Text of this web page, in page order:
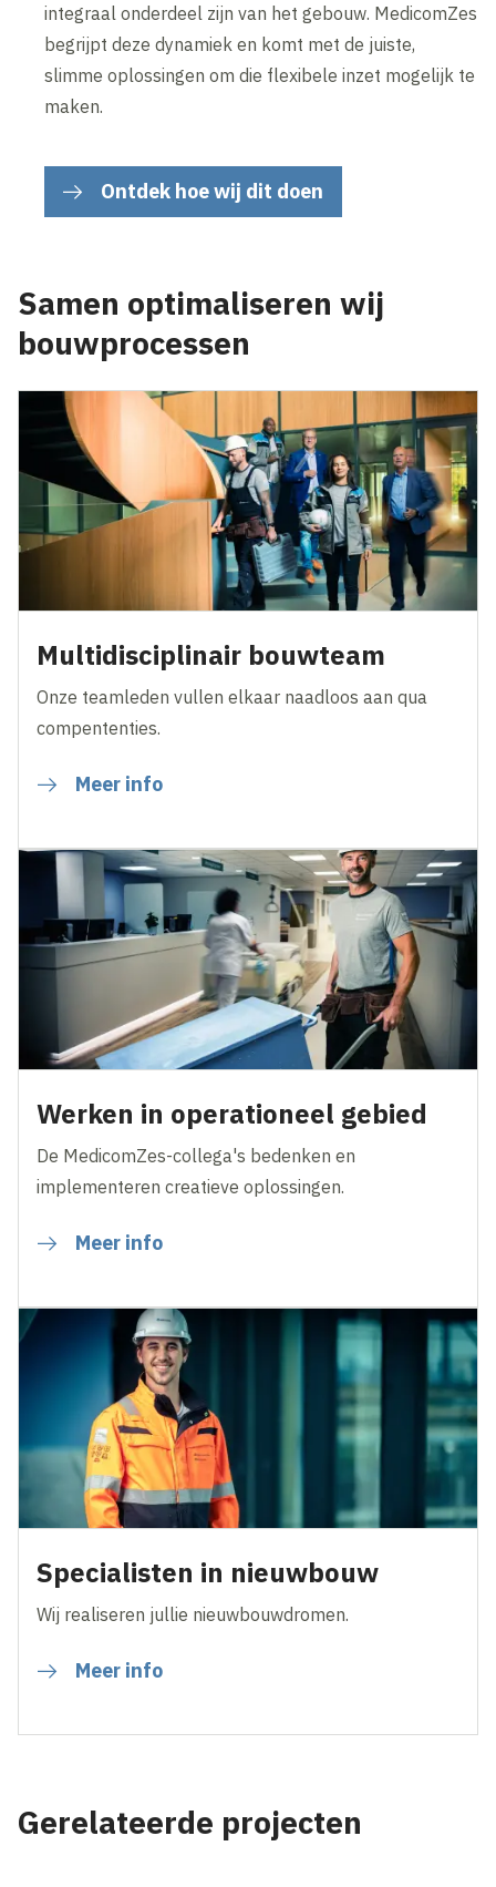
integraal onderdeel zijn van het gebouw. MedicomZes
begrijpt deze dynamiek en komt met de juiste,
slimme oplossingen om die flexibele inzet mogelijk te
maken.
Ontdek hoe wij dit doen
Samen optimaliseren wij
bouwprocessen
Multidisciplinair bouwteam
Onze teamleden vullen elkaar naadloos aan qua
compententies.
Meer info
Werken in operationeel gebied
De MedicomZes-collega's bedenken en
implementeren creatieve oplossingen.
Meer info
Specialisten in nieuwbouw
Wij realiseren jullie nieuwbouwdromen.
Meer info
Gerelateerde projecten